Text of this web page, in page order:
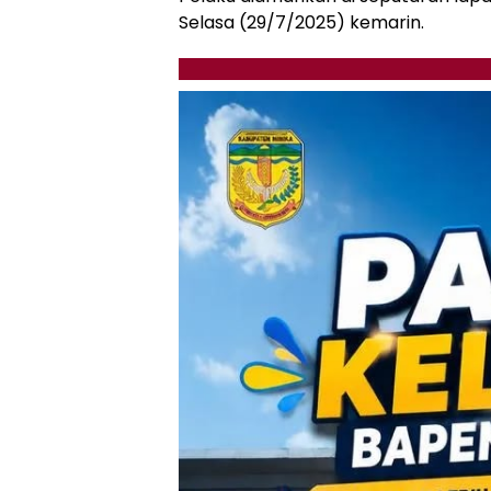
Selasa (29/7/2025) kemarin.